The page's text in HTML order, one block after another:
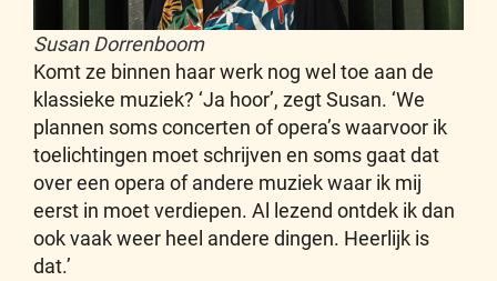
Susan Dorrenboom
Komt ze binnen haar werk nog wel toe aan de
klassieke muziek? ‘Ja hoor’, zegt Susan. ‘We
plannen soms concerten of opera’s waarvoor ik
toelichtingen moet schrijven en soms gaat dat
over een opera of andere muziek waar ik mij
eerst in moet verdiepen. Al lezend ontdek ik dan
ook vaak weer heel andere dingen. Heerlijk is
dat.’